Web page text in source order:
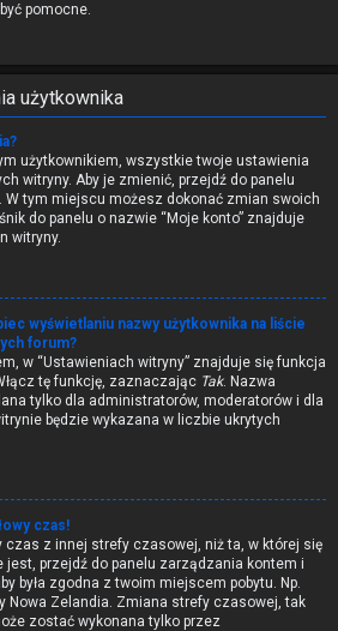
pomocne.
użytkownika
użytkownikiem, wszystkie twoje ustawienia
witryny. Aby je zmienić, przejdź do panelu
tym miejscu możesz dokonać zmian swoich
do panelu o nazwie “Moje konto” znajduje
witryny.
wyświetlaniu nazwy użytkownika na liście
forum?
w “Ustawieniach witryny” znajduje się funkcja
tę funkcję, zaznaczając Tak. Nazwa
tylko dla administratorów, moderatorów i dla
będzie wykazana w liczbie ukrytych
czas!
czas z innej strefy czasowej, niż ta, w której się
jest, przejdź do panelu zarządzania kontem i
była zgodna z twoim miejscem pobytu. Np.
Nowa Zelandia. Zmiana strefy czasowej, tak
zostać wykonana tylko przez